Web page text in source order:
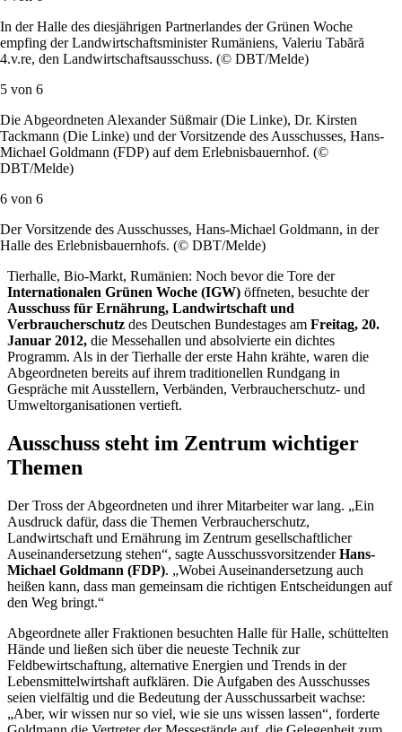
In der Halle des diesjährigen Partnerlandes der Grünen Woche
empfing der Landwirtschaftsminister Rumäniens, Valeriu Tabără
4.v.re, den Landwirtschaftsausschuss. (© DBT/Melde)
5 von 6
Die Abgeordneten Alexander Süßmair (Die Linke), Dr. Kirsten
Tackmann (Die Linke) und der Vorsitzende des Ausschusses, Hans-
Michael Goldmann (FDP) auf dem Erlebnisbauernhof. (©
DBT/Melde)
6 von 6
Der Vorsitzende des Ausschusses, Hans-Michael Goldmann, in der
Halle des Erlebnisbauernhofs. (© DBT/Melde)
Tierhalle, Bio-Markt, Rumänien: Noch bevor die Tore der
Internationalen Grünen Woche (IGW) öffneten, besuchte der
Ausschuss für Ernährung, Landwirtschaft und
Verbraucherschutz des Deutschen Bundestages am Freitag, 20.
Januar 2012, die Messehallen und absolvierte ein dichtes
Programm. Als in der Tierhalle der erste Hahn krähte, waren die
Abgeordneten bereits auf ihrem traditionellen Rundgang in
Gespräche mit Ausstellern, Verbänden, Verbraucherschutz- und
Umweltorganisationen vertieft.
Ausschuss steht im Zentrum wichtiger
Themen
Der Tross der Abgeordneten und ihrer Mitarbeiter war lang. „Ein
Ausdruck dafür, dass die Themen Verbraucherschutz,
Landwirtschaft und Ernährung im Zentrum gesellschaftlicher
Auseinandersetzung stehen“, sagte AusschussvorsitzenderHans-
Michael Goldmann (FDP). „Wobei Auseinandersetzung auch
heißen kann, dass man gemeinsam die richtigen Entscheidungen auf
den Weg bringt.“
Abgeordnete aller Fraktionen besuchten Halle für Halle, schüttelten
Hände und ließen sich über die neueste Technik zur
Feldbewirtschaftung, alternative Energien und Trends in der
Lebensmittelwirtshaft aufklären. Die Aufgaben des Ausschusses
seien vielfältig und die Bedeutung der Ausschussarbeit wachse:
„Aber, wir wissen nur so viel, wie sie uns wissen lassen“, forderte